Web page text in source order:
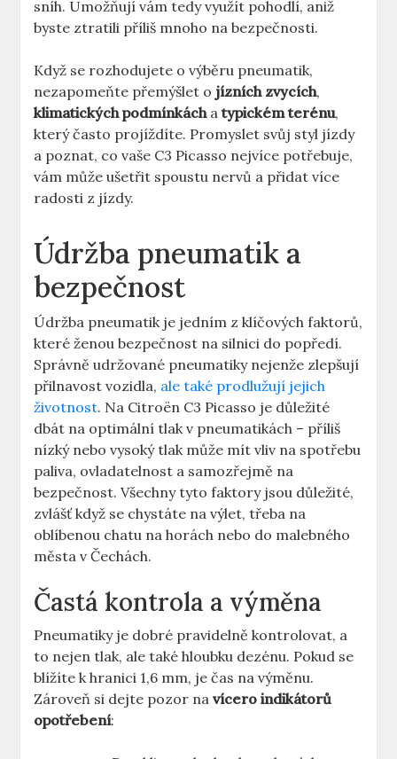
sníh. Umožňují vám tedy využít pohodlí, aniž
byste ztratili příliš mnoho na bezpečnosti.
Když se rozhodujete o výběru pneumatik,
nezapomeňte přemýšlet o jízních zvycích,
klimatických podmínkáchatypickém terénu,
který často projíždíte. Promyslet svůj styl jízdy
a poznat, co vaše C3 Picasso nejvíce potřebuje,
vám může ušetřit spoustu nervů a přidat více
radosti z jízdy.
Údržba pneumatik a
bezpečnost
Údržba pneumatik je jedním z klíčových faktorů,
které ženou bezpečnost na silnici do popředí.
Správně udržované pneumatiky nejenže zlepšují
přilnavost vozidla, ale také prodlužují jejich
životnost. Na Citroën C3 Picasso je důležité
dbát na optimální tlak v pneumatikách – příliš
nízký nebo vysoký tlak může mít vliv na spotřebu
paliva, ovladatelnost a samozřejmě na
bezpečnost. Všechny tyto faktory jsou důležité,
zvlášť když se chystáte na výlet, třeba na
oblíbenou chatu na horách nebo do malebného
města v Čechách.
Častá kontrola a výměna
Pneumatiky je dobré pravidelně kontrolovat, a
to nejen tlak, ale také hloubku dezénu. Pokud se
blížíte k hranici 1,6 mm, je čas na výměnu.
Zároveň si dejte pozor navícero indikátorů
opotřebení: